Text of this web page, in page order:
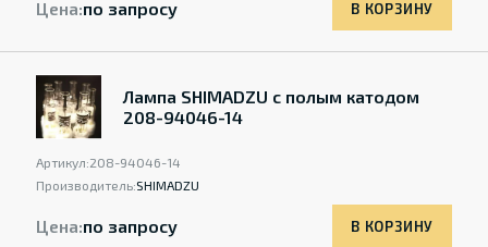
Цена:по запросу В КОРЗИНУ
Лампа SHIMADZU с полым катодом
208-94046-14
Артикул:208-94046-14
Производитель:SHIMADZU
Цена:по запросу В КОРЗИНУ